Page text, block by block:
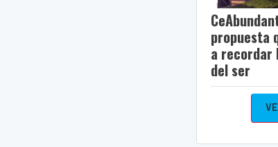
propuesta
a recordar
del ser